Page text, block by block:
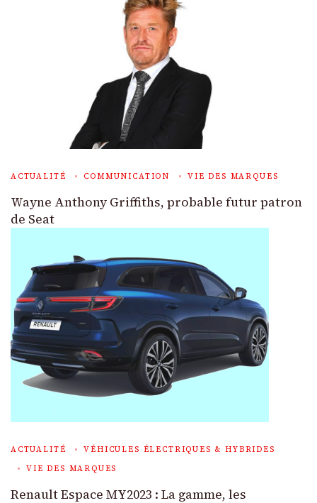
ACTUALITÉ COMMUNICATION VIE DES MARQUES
Wayne Anthony Griffiths, probable futur patron
de Seat
ACTUALITÉ
VÉHICULES ÉLECTRIQUES & HYBRIDES
VIE DES MARQUES
Renault Espace MY2023 : La gamme, les